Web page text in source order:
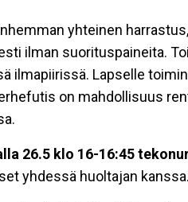
yhteinen
ilman suorituspaineita.
ilmapiirissä. Lapselle
on mahdollisuus
26.5 klo 16-16:45
yhdessä huoltajan